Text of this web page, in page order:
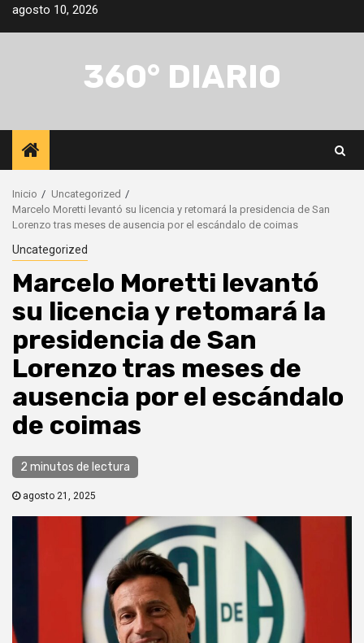
Saltar
agosto 10, 2026
360° DIARIO
Inicio
Uncategorized
Marcelo Moretti levantó su licencia y retomará la presidencia de San
Lorenzo tras meses de ausencia por el escándalo de coimas
Uncategorized
Marcelo Moretti levantó
su licencia y retomará la
presidencia de San
Lorenzo tras meses de
ausencia por el escándalo
de coimas
2 minutos de lectura
agosto 21, 2025